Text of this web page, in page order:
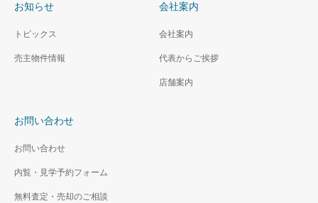
お知らせ
トピックス
売主物件情報
会社案内
会社案内
代表からご挨拶
店舗案内
お問い合わせ
お問い合わせ
内覧・見学予約フォーム
無料査定・売却のご相談